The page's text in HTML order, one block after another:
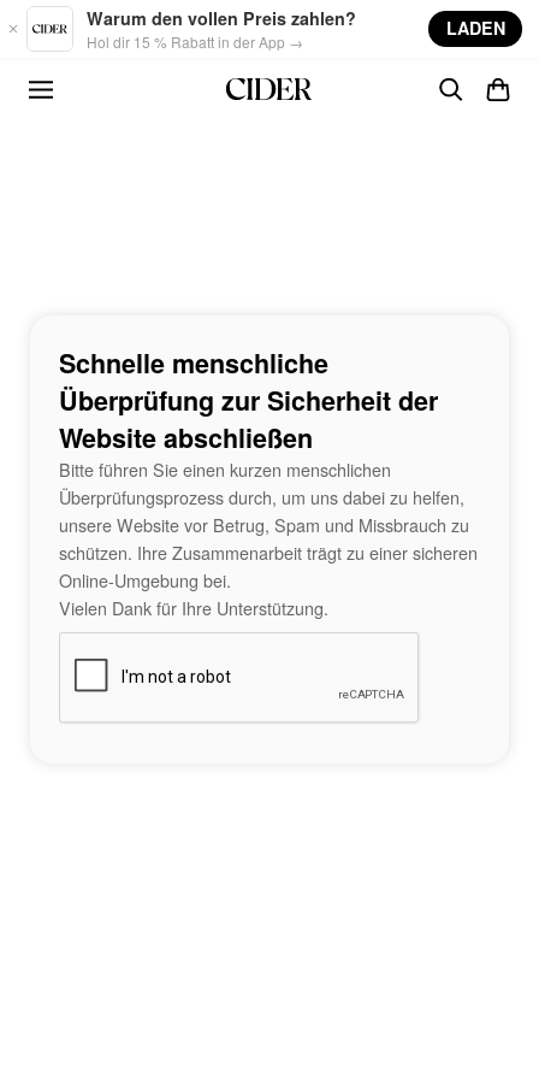
Skip to main content
Warum den vollen Preis zahlen?
Hol dir 15 % Rabatt in der App →
LADEN
Schnelle menschliche
Überprüfung zur Sicherheit der
Website abschließen
Bitte führen Sie einen kurzen menschlichen
Überprüfungsprozess durch, um uns dabei zu helfen,
unsere Website vor Betrug, Spam und Missbrauch zu
schützen. Ihre Zusammenarbeit trägt zu einer sicheren
Online-Umgebung bei.
Vielen Dank für Ihre Unterstützung.